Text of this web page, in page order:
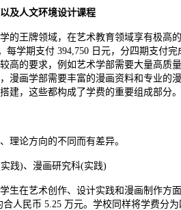
及人文环境设计课程
的王牌领域，在艺术教育领域享有极高
每学期支付 394,750 日元，分四期支付
高的要求，例如艺术学部需要大量高质
漫画学部需要丰富的漫画资料和专业的
建，这些都构成了学费的重要组成部分。
理论方向的不同而有差异。
践)、漫画研究科(实践)
生在艺术创作、设计实践和漫画制作方
人民币 5.25 万元。学校同样将学费分